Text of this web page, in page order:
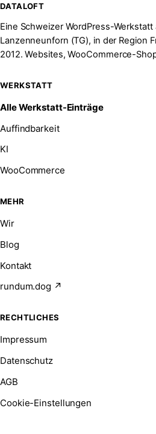
DATALOFT
Eine Schweizer WordPress-Werkstatt
Lanzenneunforn (TG), in der Region
2012. Websites, WooCommerce-
WERKSTATT
Alle Werkstatt-Einträge
Auffindbarkeit
KI
WooCommerce
MEHR
Wir
Blog
Kontakt
rundum.dog ↗
RECHTLICHES
Impressum
Datenschutz
AGB
Cookie-Einstellungen